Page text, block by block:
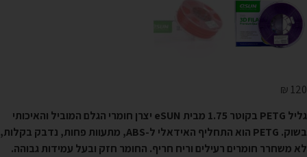
₪ 120
גליל PETG
בקוטר 1.75 מבית
יצרן חומרי הגלם המוביל והאיכותי
בשוק
. PETG הוא התחליף האידאלי ל-ABS, מתעוות פחות, נדבק בקלות,
לא משחרר חומרים רעילים וריח חריף. החומר חזק ובעל עמידות גבוהה.